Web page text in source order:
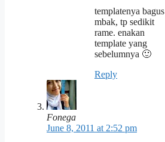
templatenya bagus
mbak, tp sedikit
rame. enakan
template yang
sebelumnya 🙂
Reply
Fonega
June 8, 2011 at 2:52 pm